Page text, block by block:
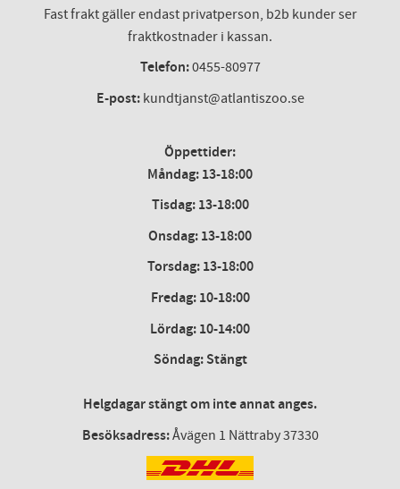
Fast frakt gäller endast privatperson, b2b kunder ser
fraktkostnader i kassan.
Telefon:0455-80977
E-post:kundtjanst@atlantiszoo.se
Öppettider:
Måndag: 13-18:00
Tisdag: 13-18:00
Onsdag:13-18:00
Torsdag:13-18:00
Fredag:10-18:00
Lördag: 10-14:00
Söndag: Stängt
Helgdagar stängt om inte annat anges.
Besöksadress:Åvägen 1 Nättraby 37330